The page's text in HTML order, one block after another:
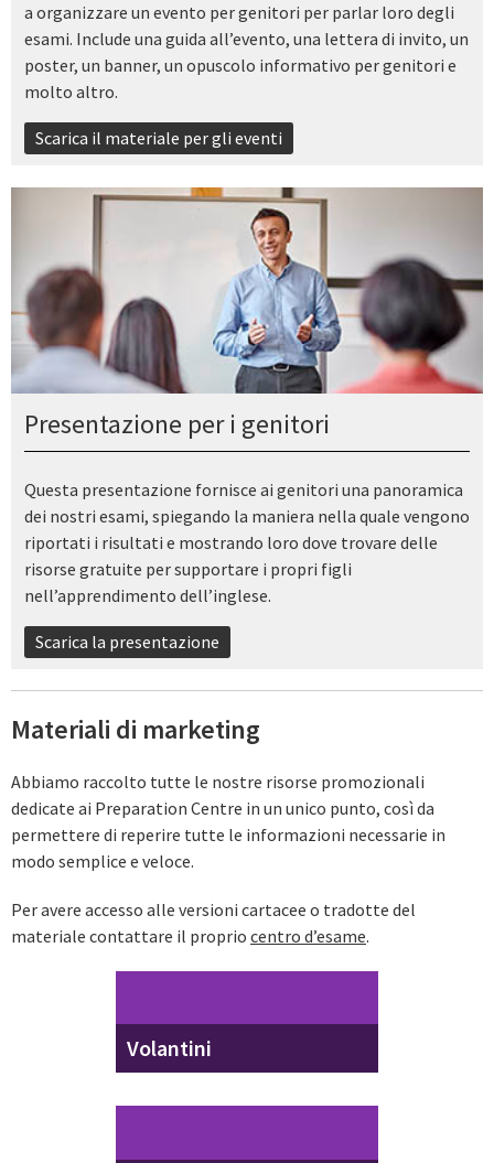
a organizzare un evento per genitori per parlar loro degli
esami. Include una guida all’evento, una lettera di invito, un
poster, un banner, un opuscolo informativo per genitori e
molto altro.
Scarica il materiale per gli eventi
Presentazione per i genitori
Questa presentazione fornisce ai genitori una panoramica
dei nostri esami, spiegando la maniera nella quale vengono
riportati i risultati e mostrando loro dove trovare delle
risorse gratuite per supportare i propri figli
nell’apprendimento dell’inglese.
Scarica la presentazione
Materiali di marketing
Abbiamo raccolto tutte le nostre risorse promozionali
dedicate ai Preparation Centre in un unico punto, così da
permettere di reperire tutte le informazioni necessarie in
modo semplice e veloce.
Per avere accesso alle versioni cartacee o tradotte del
materiale contattare il proprio centro d’esame.
Volantini